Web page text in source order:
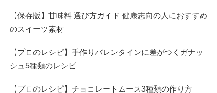
【保存版】甘味料 選び方ガイド 健康志向の人におすすめ
のスイーツ素材
【プロのレシピ】手作りバレンタインに差がつくガナッ
シュ5種類のレシピ
【プロのレシピ】チョコレートムース3種類の作り方